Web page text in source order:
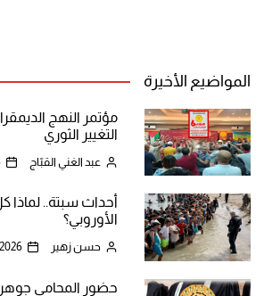
المواضيع الأخيرة
مؤتمر النهج
التغيير الثوري
عبد الغني القبّاج
أحداث سبتة.. لماذا
الأوروبي؟
حسن زهير
حضور المحامي